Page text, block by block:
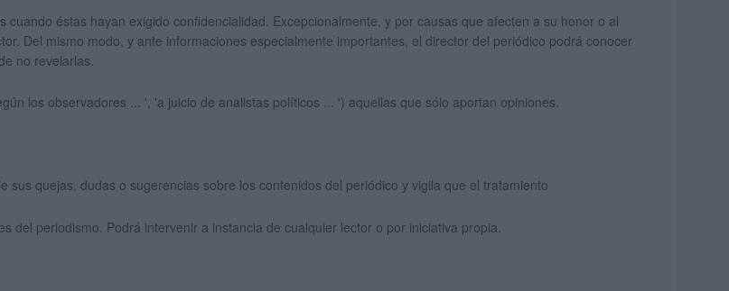
éstas hayan exigido confidencialidad. Excepcionalmente, y por causas que afecten a su honor o al
Del mismo modo, y ante informaciones especialmente importantes, el director del periódico podrá conocer
no revelarlas.
los observadores ... ', 'a juicio de analistas políticos ... ') aquellas que sólo aportan opiniones.
quejas, dudas o sugerencias sobre los contenidos del periódico y vigila que el tratamiento
del periodismo. Podrá intervenir a instancia de cualquier lector o por iniciativa propia.